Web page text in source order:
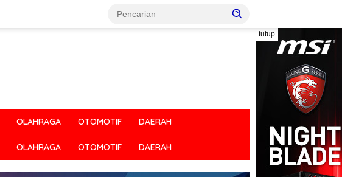
tutup
OLAHRAGA OTOMOTIF DAERAH
OLAHRAGA OTOMOTIF DAERAH